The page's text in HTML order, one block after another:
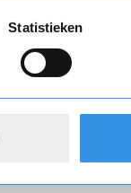
Statistieken